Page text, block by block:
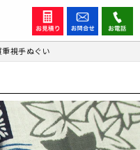
重視手ぬぐい